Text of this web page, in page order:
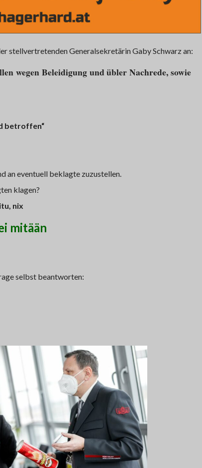
stellvertretenden Generalsekretärin Gaby Schwarz an:
wegen Beleidigung und übler Nachrede, sowie
betroffen“
an eventuell beklagte zuzustellen.
klagen?
nix
mitään
selbst beantworten: